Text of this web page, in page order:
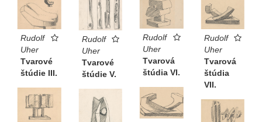
Rudolf
Uher
Tvarové
štúdie III.
Rudolf
Uher
Tvarové
štúdie V.
Rudolf
Uher
Tvarová
štúdia VI.
Rudolf
Uher
Tvarová
štúdia
VII.